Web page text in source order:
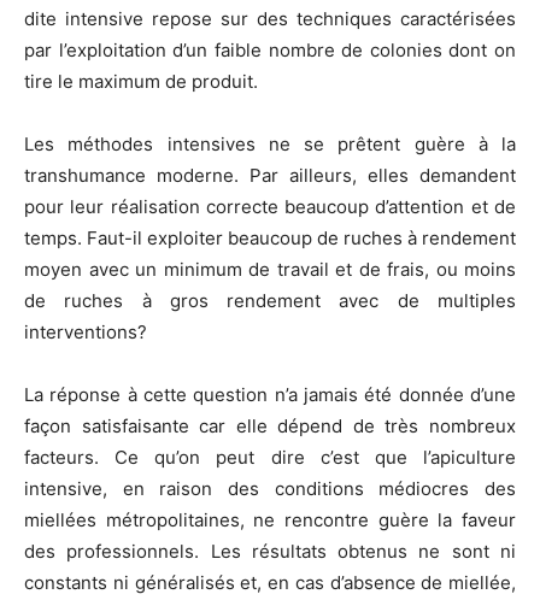
dite intensive repose sur des techniques caractérisées
par l’exploitation d’un faible nombre de colonies dont on
tire le maximum de produit.
Les méthodes intensives ne se prêtent guère à la
transhumance moderne. Par ailleurs, elles demandent
pour leur réalisation correcte beaucoup d’attention et de
temps. Faut-il exploiter beaucoup de ruches à rendement
moyen avec un minimum de travail et de frais, ou moins
de ruches à gros rendement avec de multiples
interventions?
La réponse à cette question n’a jamais été donnée d’une
façon satisfaisante car elle dépend de très nombreux
facteurs. Ce qu’on peut dire c’est que l’apiculture
intensive, en raison des conditions médiocres des
miellées métropolitaines, ne rencontre guère la faveur
des professionnels. Les résultats obtenus ne sont ni
constants ni généralisés et, en cas d’absence de miellée,